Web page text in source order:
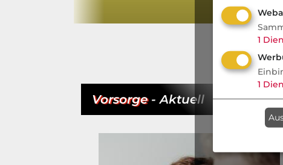
Vorsorge- Aktuell
1
1